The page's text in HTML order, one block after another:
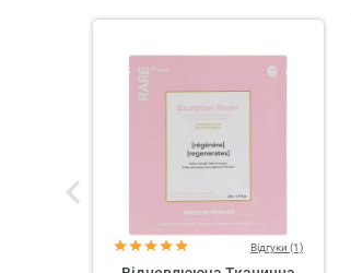
Відгуки (1)